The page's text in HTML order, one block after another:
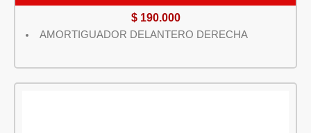
$190.000
AMORTIGUADOR DELANTERO DERECHA